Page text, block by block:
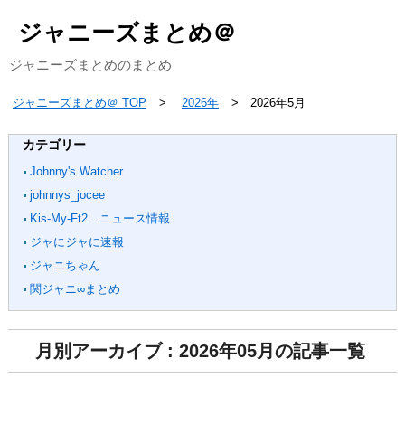
ジャニーズまとめ＠
ジャニーズまとめのまとめ
ジャニーズまとめ＠ TOP 2026年 2026年5月
カテゴリー
Johnny's Watcher
johnnys_jocee
Kis-My-Ft2 ニュース情報
ジャにジャに速報
ジャニちゃん
関ジャニ∞まとめ
月別アーカイブ : 2026年05月の記事一覧